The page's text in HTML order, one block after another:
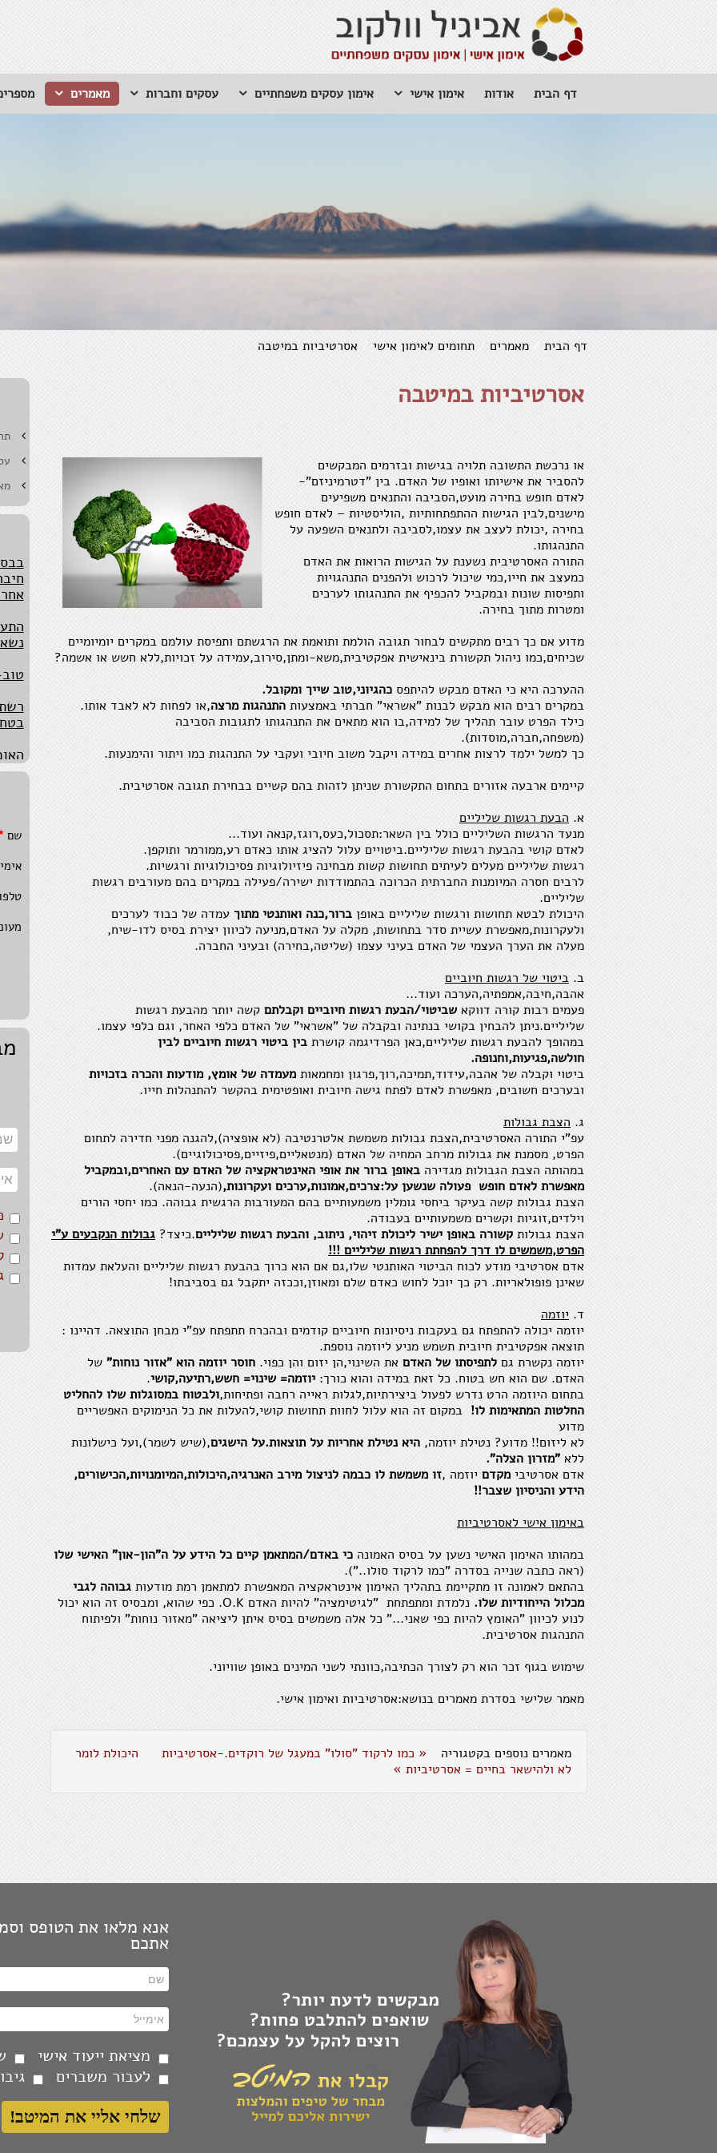
דף הבית אודות אימון אישי אימון עסקים משפחתיים עסקים וחברות מאמרים
דף הבית מאמרים תחומים לאימון אישי / אסרטיביות במיטבה
אסרטיביות במיטבה
או נרכשת התשובה תלויה בגישות ובזרמים המבקשים
להסביר את אישיותו ואופיו של האדם. בין "דטרמיניזם"-
לאדם חופש בחירה מועט,הסביבה והתנאים משפיעים
מישנים,לבין הגישות ההתפתחותיות ,הוליסטיות – לאדם חופש
בחירה ,יכולת לעצב את עצמו,לסביבה ולתנאים השפעה על
התנהגותו.
התורה האסרטיבית נשענת על הגישות הרואות את האדם
כמעצב את חייו,כמי שיכול לרכוש ולהפנים התנהגויות
ותפיסות שונות ובמקביל להכפיף את התנהגותו לערכים
ומטרות מתוך בחירה.
מדוע אם כך רבים מתקשים לבחור תגובה הולמת ותואמת את הרגשתם ותפיסת עולמם במקרים יומיומיים
שכיחים,כמו ניהול תקשורת בינאישית אפקטיבית,משא-ומתן,סירוב,עמידה על זכויות,ללא חשש או אשמה?
ההערכה היא כי האדם מבקש להיתפס כהגיוני,טוב שייך ומקובל.
במקרים רבים הוא מבקש לבנות "אשראי" חברתי באמצעות התנהגות מרצה,או לפחות לא לאבד אותו.
כילד הפרט עובר תהליך של למידה,בו הוא מתאים את התנהגותו לתגובות הסביבה
(משפחה,חברה,מוסדות).
כך למשל ילמד לרצות אחרים במידה ויקבל משוב חיובי ועקבי על התנהגות כמו ויתור והימנעות.
קיימים ארבעה אזורים בתחום התקשורת שניתן לזהות בהם קשיים בבחירת תגובה אסרטיבית.
א. הבעת רגשות שליליים
מנעד הרגשות השליליים כולל בין השאר:תסכול,כעס,רוגז,קנאה ועוד...
לאדם קושי בהבעת רגשות שליליים.ביטויים עלול להציג אותו כאדם רע,ממורמר ותוקפן.
רגשות שליליים מעלים לעיתים תחושות קשות מבחינה פיזיולוגיות פסיכולוגיות ורגשיות.
לרבים חסרה המיומנות החברתית הכרוכה בהתמודדות ישירה/פעילה במקרים בהם מעורבים רגשות
שליליים.
היכולת לבטא תחושות ורגשות שליליים באופן ברור,כנה ואותנטי מתוך עמדה של כבוד לערכים
ולעקרונות,מאפשרת עשיית סדר בתחושות, מקלה על האדם,מניעה לכיוון יצירת בסיס לדו-שיח,
מעלה את הערך העצמי של האדם בעיני עצמו (שליטה,בחירה) ובעיני החברה.
ב. ביטוי של רגשות חיוביים
אהבה,חיבה,אמפתיה,הערכה ועוד...
פעמים רבות קורה דווקא שביטוי/הבעת רגשות חיוביים וקבלתם קשה יותר מהבעת רגשות
שליליים.ניתן להבחין בקושי בנתינה ובקבלה של "אשראי" של האדם כלפי האחר, וגם כלפי עצמו.
במהופך להבעת רגשות שליליים,כאן הפרדיגמה קושרת בין ביטוי רגשות חיוביים לבין
חולשה,פגיעות,וחנופה.
ביטוי וקבלה של אהבה,עידוד,תמיכה,רוך,פרגון ומחמאות מעמדה של אומץ, מודעות והכרה בזכויות
ובערכים חשובים, מאפשרת לאדם לפתח גישה חיובית ואופטימית בהקשר להתנהלות חייו.
ג. הצבת גבולות
עפ"י התורה האסרטיבית,הצבת גבולות משמשת אלטרנטיבה (לא אופציה),להגנה מפני חדירה לתחום
הפרט, מסמנת את גבולות מרחב המחיה של האדם (מנטאליים,פיזיים,פסיכולוגיים).
במהותה הצבת הגבולות מגדירה באופן ברור את אופי האינטראקציה של האדם עם האחרים,ובמקביל
מאפשרת לאדם חופש פעולה שנשען על:צרכים,אמונות,ערכים ועקרונות,(הנעה-הנאה).
הצבת גבולות קשה בעיקר ביחסי גומלין משמעותיים בהם המעורבות הרגשית גבוהה. כמו יחסי הורים
וילדים,זוגיות וקשרים משמעותיים בעבודה.
הצבת גבולות קשורה באופן ישיר ליכולת זיהוי, ניתוב, והבעת רגשות שליליים.כיצד? גבולות הנקבעיםע"י
הפרט,משמשים לו דרך להפחתת רגשות שליליים !!!
אדם אסרטיבי מודע לכוח הביטוי האותנטי שלו,גם אם הוא כרוך בהבעת רגשות שליליים והעלאת עמדות
שאינן פופולאריות. רק כך יוכל לחוש כאדם שלם ומאוזן,וככזה יתקבל גם בסביבתו!
ד. יוזמה
יוזמה יכולה להתפתח גם בעקבות ניסיונות חיוביים קודמים ובהכרח תתפתח עפ"י מבחן התוצאה. דהיינו :
תוצאה אפקטיבית חיובית תשמש מניע ליוזמה נוספת.
יוזמה נקשרת גם לתפיסתו של האדם את השינוי,הן יזום והן כפוי. חוסר יוזמה הוא "אזור נוחות" של
האדם. שם הוא חש בטוח. כל זאת במידה והוא כורך: יוזמה= שינוי= חשש,רתיעה,קושי.
בתחום היוזמה הרט נדרש לפעול ביצירתיות,לגלות ראייה רחבה ופתיחות,ולבטוח במסוגלות שלו להחליט
החלטות המתאימות לו! במקום זה הוא עלול לחוות תחושות קושי,להעלות את כל הנימוקים האפשריים
מדוע
לא ליזום!! מדוע? נטילת יוזמה, היא נטילת אחריות על תוצאות.על הישגים,(שיש לשמר),ועל כישלונות
ללא "מזרון הצלה".
אדם אסרטיבי מקדם יוזמה ,זו משמשת לו כבמה לניצול מירב האנרגיה,היכולות,המיומנויות,הכישורים,
הידע והניסיון שצבר!!
באימון אישי לאסרטיביות
במהותו האימון האישי נשען על בסיס האמונה כי באדם/המתאמן קיים כל הידע על ה"הון-און" האישי שלו
(ראה כתבה שנייה בסדרה "כמו לרקוד סולו..").
בהתאם לאמונה זו מתקיימת בתהליך האימון אינטראקציה המאפשרת למתאמן רמת מודעות גבוהה לגבי
מכלול הייחודיות שלו.
נלמדת ומתפתחת "לגיטימציה" להיות האדם O.K. כפי שהוא, ומבסיס זה הוא יכול
לנוע לכיוון "האומץ להיות כפי שאני..." כל אלה משמשים בסיס איתן ליציאה "מאזור נוחות" ולפיתוח
התנהגות אסרטיבית.
שימוש בגוף זכר הוא רק לצורך הכתיבה,כוונתי לשני המינים באופן שוויוני.
מאמר שלישי בסדרת מאמרים בנושא:אסרטיביות ואימון אישי.
מאמרים נוספים בקטגוריה « כמו לרקוד "סולו" במעגל של רוקדים.-אסרטיביות
היכולת לומר
לא ולהישאר בחיים = אסרטיביות »
כל
שם
אנא מלאו את הטופס
אתכם
מציאת ייעוד אישי
לעבור משברים